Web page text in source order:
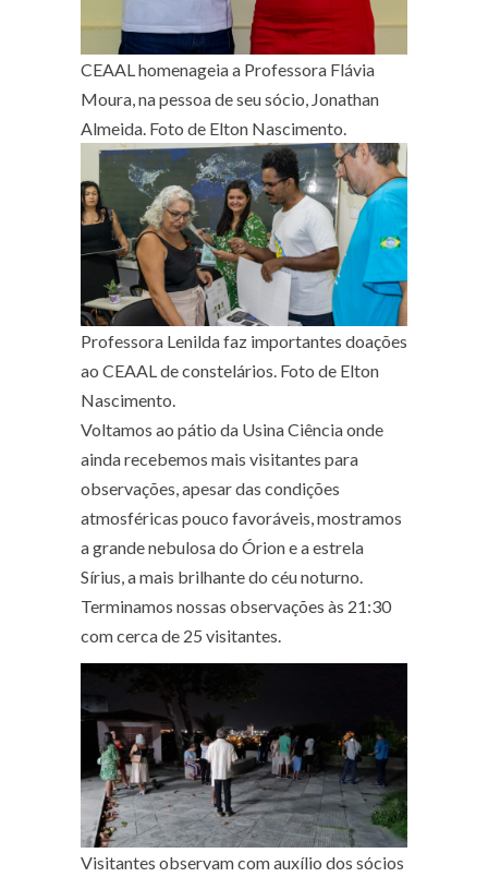
CEAAL homenageia a Professora Flávia
Moura, na pessoa de seu sócio, Jonathan
Almeida. Foto de Elton Nascimento.
Professora Lenilda faz importantes doações
ao CEAAL de constelários. Foto de Elton
Nascimento.
Voltamos ao pátio da Usina Ciência onde
ainda recebemos mais visitantes para
observações, apesar das condições
atmosféricas pouco favoráveis, mostramos
a grande nebulosa do Órion e a estrela
Sírius, a mais brilhante do céu noturno.
Terminamos nossas observações às 21:30
com cerca de 25 visitantes.
Visitantes observam com auxílio dos sócios